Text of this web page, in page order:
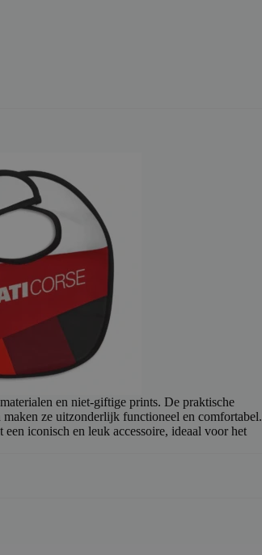
en niet-giftige prints. De praktische
ze uitzonderlijk functioneel en comfortabel.
iconisch en leuk accessoire, ideaal voor het